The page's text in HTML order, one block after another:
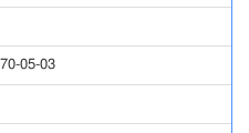
05-03